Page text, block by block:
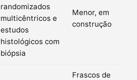
randomizados
multicêntricos e
estudos
histológicos com
biópsia
Menor, em
construção
Frascos de